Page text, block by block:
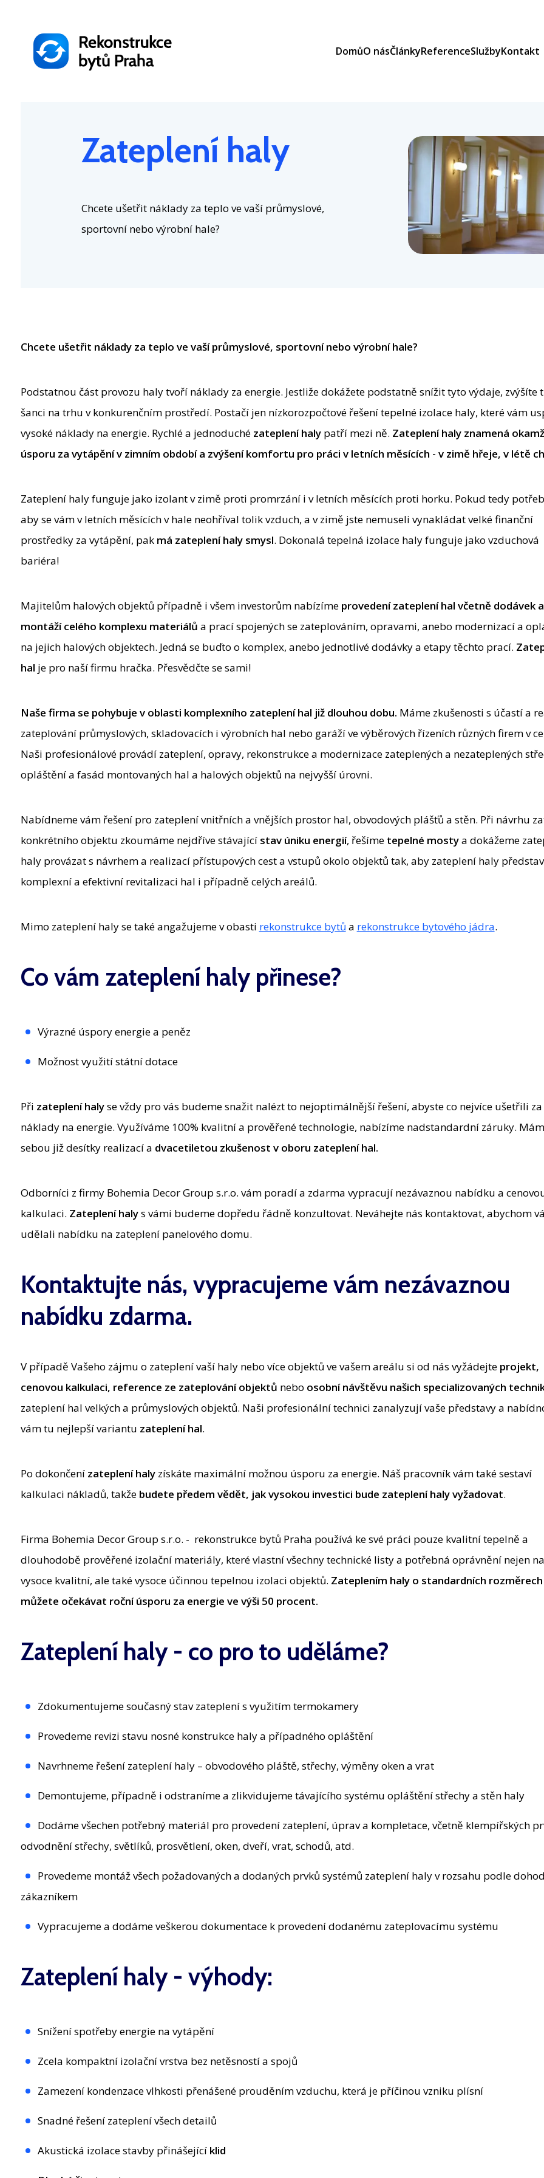
DomůO násČlánkyReferenceSlužbyKontakt
Zateplení haly
Chcete ušetřit náklady za teplo ve vaší průmyslové,
sportovní nebo výrobní hale?
Chcete ušetřit náklady za teplo ve vaší průmyslové, sportovní nebo výrobní hale?
Podstatnou část provozu haly tvoří náklady za energie. Jestliže dokážete podstatně snížit tyto výdaje, zvýšíte
šanci na trhu v konkurenčním prostředí. Postačí jen nízkorozpočtové řešení tepelné izolace haly, které vám
vysoké náklady na energie. Rychlé a jednoduché zateplení halypatří mezi ně. Zateplení haly znamená
úsporu za vytápění v zimním období a zvýšení komfortu pro práci v letních měsících - v zimě hřeje, v létě
Zateplení haly funguje jako izolant v zimě proti promrzání i v letních měsících proti horku. Pokud tedy
aby se vám v letních měsících v hale neohříval tolik vzduch, a v zimě jste nemuseli vynakládat velké finanční
prostředky za vytápění, pak má zateplení haly smysl. Dokonalá tepelná izolace haly funguje jako vzduchová
bariéra!
Majitelům halových objektů případně i všem investorům nabízíme provedení zateplení hal včetně dodávek a
montáží celého komplexu materiálů a prací spojených se zateplováním, opravami, anebo modernizací a
na jejich halových objektech. Jedná se buďto o komplex, anebo jednotlivé dodávky a etapy těchto prací.
hal je pro naší firmu hračka. Přesvědčte se sami!
Naše firma se pohybuje v oblasti komplexního zateplení hal již dlouhou dobu. Máme zkušenosti s účastí a
zateplování průmyslových, skladovacích i výrobních hal nebo garáží ve výběrových řízeních různých firem v
Naši profesionálové provádí zateplení, opravy, rekonstrukce a modernizace zateplených a nezateplených
opláštění a fasád montovaných hal a halových objektů na nejvyšší úrovni.
Nabídneme vám řešení pro zateplení vnitřních a vnějších prostor hal, obvodových plášťů a stěn. Při návrhu
konkrétního objektu zkoumáme nejdříve stávající stav úniku energií, řešíme tepelné mostya dokážeme
haly provázat s návrhem a realizací přístupových cest a vstupů okolo objektů tak, aby zateplení haly
komplexní a efektivní revitalizaci hal i případně celých areálů.
Mimo zateplení haly se také angažujeme v obasti rekonstrukce bytů a rekonstrukce bytového jádra.
Co vám zateplení haly přinese?
Výrazné úspory energie a peněz
Možnost využití státní dotace
Při zateplení halyse vždy pro vás budeme snažit nalézt to nejoptimálnější řešení, abyste co nejvíce ušetřili za
náklady na energie. Využíváme 100% kvalitní a prověřené technologie, nabízíme nadstandardní záruky.
sebou již desítky realizací a dvacetiletou zkušenost v oboru zateplení hal.
Odborníci z firmy Bohemia Decor Group s.r.o. vám poradí a zdarma vypracují nezávaznou nabídku a
kalkulaci. Zateplení halys vámi budeme dopředu řádně konzultovat. Neváhejte nás kontaktovat, abychom
udělali nabídku na zateplení panelového domu.
Kontaktujte nás, vypracujeme vám nezávaznou
nabídku zdarma.
V případě Vašeho zájmu o zateplení vaší haly nebo více objektů ve vašem areálu si od nás vyžádejte projekt,
cenovou kalkulaci, reference ze zateplování objektů nebo osobní návštěvu našich specializovaných
zateplení hal velkých a průmyslových objektů. Naši profesionální technici zanalyzují vaše představy a
vám tu nejlepší variantu zateplení hal.
Po dokončení zateplení halyzískáte maximální možnou úsporu za energie. Náš pracovník vám také sestaví
kalkulaci nákladů, takže budete předem vědět, jak vysokou investici bude zateplení haly vyžadovat.
Firma Bohemia Decor Group s.r.o. - rekonstrukce bytů Praha používá ke své práci pouze kvalitní tepelně a
dlouhodobě prověřené izolační materiály, které vlastní všechny technické listy a potřebná oprávnění nejen na
vysoce kvalitní, ale také vysoce účinnou tepelnou izolaci objektů. Zateplením haly o standardních rozměrech
můžete očekávat roční úsporu za energie ve výši 50 procent.
Zateplení haly - co pro to uděláme?
Zdokumentujeme současný stav zateplení s využitím termokamery
Provedeme revizi stavu nosné konstrukce haly a případného opláštění
Navrhneme řešení zateplení haly – obvodového pláště, střechy, výměny oken a vrat
Demontujeme, případně i odstraníme a zlikvidujeme távajícího systému opláštění střechy a stěn haly
Dodáme všechen potřebný materiál pro provedení zateplení, úprav a kompletace, včetně klempířských
odvodnění střechy, světlíků, prosvětlení, oken, dveří, vrat, schodů, atd.
Provedeme montáž všech požadovaných a dodaných prvků systémů zateplení haly v rozsahu podle
zákazníkem
Vypracujeme a dodáme veškerou dokumentace k provedení dodanému zateplovacímu systému
Zateplení haly - výhody:
Snížení spotřeby energie na vytápění
Zcela kompaktní izolační vrstva bez netěsností a spojů
Zamezení kondenzace vlhkosti přenášené prouděním vzduchu, která je příčinou vzniku plísní
Snadné řešení zateplení všech detailů
Akustická izolace stavby přinášející klid